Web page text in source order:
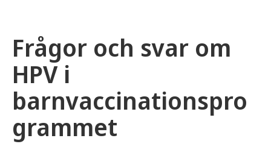
Frågor och svar om
HPV i
barnvaccinationspro
grammet